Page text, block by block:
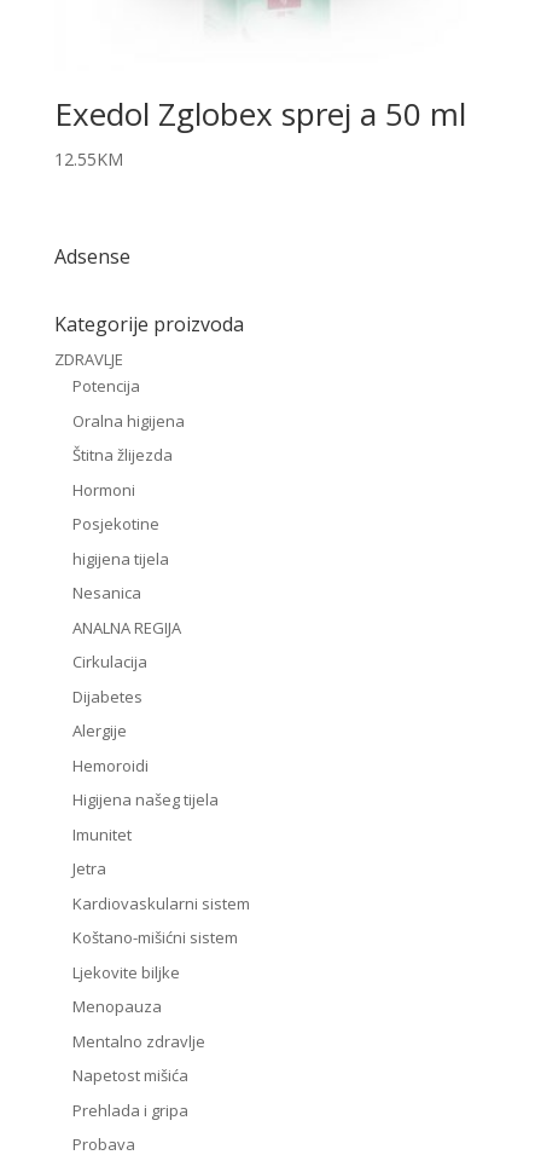
Exedol Zglobex sprej a 50 ml
12.55KM
Adsense
Kategorije proizvoda
ZDRAVLJE
Potencija
Oralna higijena
Štitna žlijezda
Hormoni
Posjekotine
higijena tijela
Nesanica
ANALNA REGIJA
Cirkulacija
Dijabetes
Alergije
Hemoroidi
Higijena našeg tijela
Imunitet
Jetra
Kardiovaskularni sistem
Koštano-mišićni sistem
Ljekovite biljke
Menopauza
Mentalno zdravlje
Napetost mišića
Prehlada i gripa
Probava